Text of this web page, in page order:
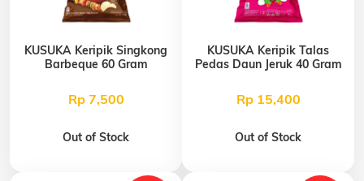
KUSUKA Keripik Singkong
Barbeque 60 Gram
Rp 7,500
Out of Stock
KUSUKA Keripik Talas
Pedas Daun Jeruk 40 Gram
Rp 15,400
Out of Stock